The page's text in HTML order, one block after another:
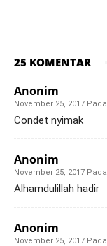
25 KOMENTAR
Anonim
November 25, 2017
Condet nyimak
Anonim
November 25, 2017
Alhamdulillah hadir
Anonim
November 25, 2017